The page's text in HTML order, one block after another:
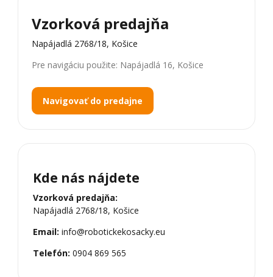
Vzorková predajňa
Napájadlá 2768/18, Košice
Pre navigáciu použite: Napájadlá 16, Košice
Navigovať do predajne
Kde nás nájdete
Vzorková predajňa:
Napájadlá 2768/18, Košice
Email: info@robotickekosacky.eu
Telefón: 0904 869 565